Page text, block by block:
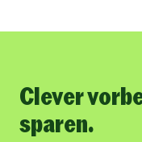
Clever
sparen.